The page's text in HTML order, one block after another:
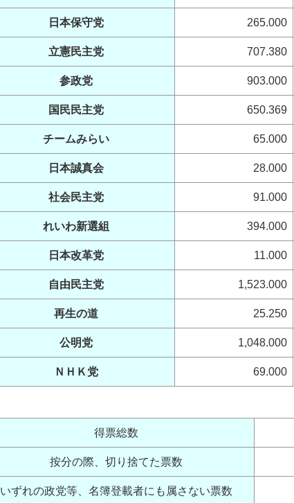
日本保守党 265.000
立憲民主党 707.380
参政党 903.000
国民民主党 650.369
チームみらい 65.000
日本誠真会 28.000
社会民主党 91.000
れいわ新選組 394.000
日本改革党 11.000
自由民主党 1,523.000
再生の道 25.250
公明党 1,048.000
ＮＨＫ党 69.000
得票総数
按分の際、切り捨てた票数
いずれの政党等、名簿登載者にも属さない票数